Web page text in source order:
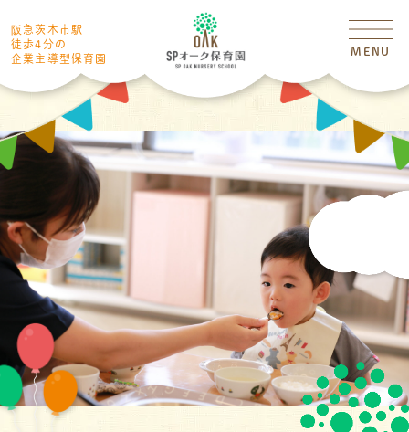
阪急茨木市駅
徒歩4分の
企業主導型保育園
MENU